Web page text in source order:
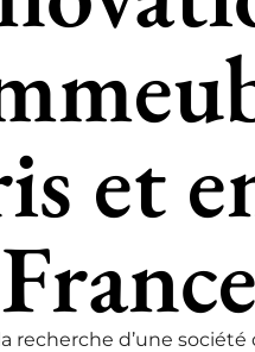
et
recherche d’une